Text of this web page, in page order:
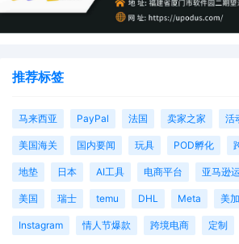
推荐标签
马来西亚 PayPal 法国 卖家之家 活
美国海关 国内要闻 玩具 POD孵化
地垫 日本 AI工具 电商平台 亚马逊
美国 瑞士 temu DHL Meta 美
Instagram 情人节爆款 跨境电商 定制